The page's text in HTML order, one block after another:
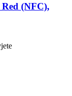
(NFC),